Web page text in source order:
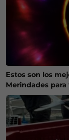
Estos son los
Merindades para